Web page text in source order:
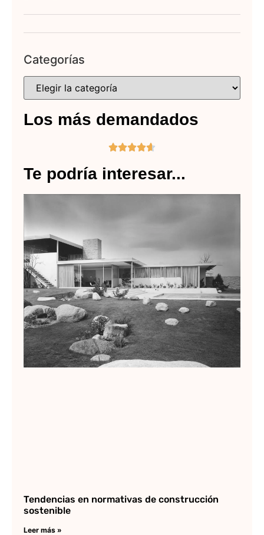
Categorías
Los más demandados

Te podría interesar...
Tendencias en normativas de construcción
sostenible
Leer más »